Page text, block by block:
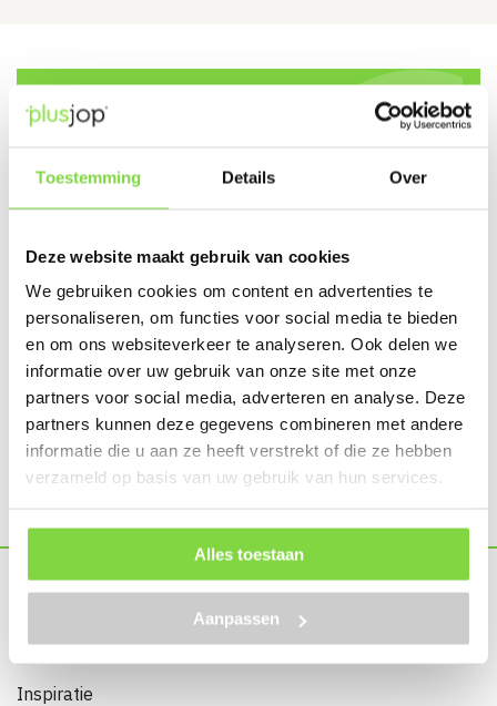
Toestemming Details Over
Deze website maakt gebruik van cookies
We gebruiken cookies om content en advertenties te
personaliseren, om functies voor social media te bieden
en om ons websiteverkeer te analyseren. Ook delen we
informatie over uw gebruik van onze site met onze
partners voor social media, adverteren en analyse. Deze
partners kunnen deze gegevens combineren met andere
informatie die u aan ze heeft verstrekt of die ze hebben
verzameld op basis van uw gebruik van hun services.
Alles toestaan
Aanpassen
Meld je aan voor
onze nieuwsbrief
Naam(Vereist)
mailadres(Vereist)
Home
Inspiratie